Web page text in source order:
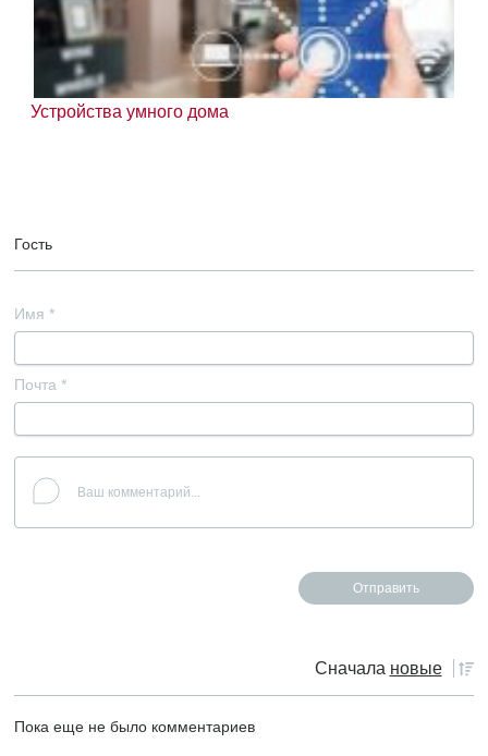
Устройства умного дома
Гость
Имя *
Почта *
Сначала новые
Пока еще не было комментариев